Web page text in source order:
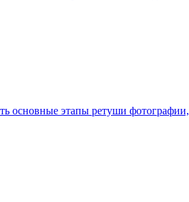
основные этапы ретуши фотографии,